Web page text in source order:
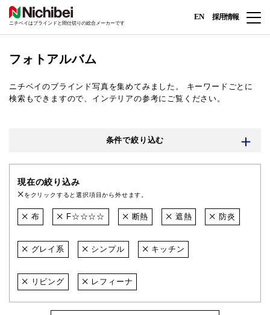
ニチベイはブラインドと間仕切りの総合メーカーです
EN 採用情報
フォトアルバム
ニチベイのブラインド写真を集めてみました。
キーワードごとに
検索もできますので、インテリアの参考にご覧ください。
条件で絞り込む
現在の絞り込み
をクリックすると選択項目から外せます。
布 F☆☆☆☆ 断熱 遮熱 防炎
グレイ系 シンプル キッチン
リビング レフィーナ